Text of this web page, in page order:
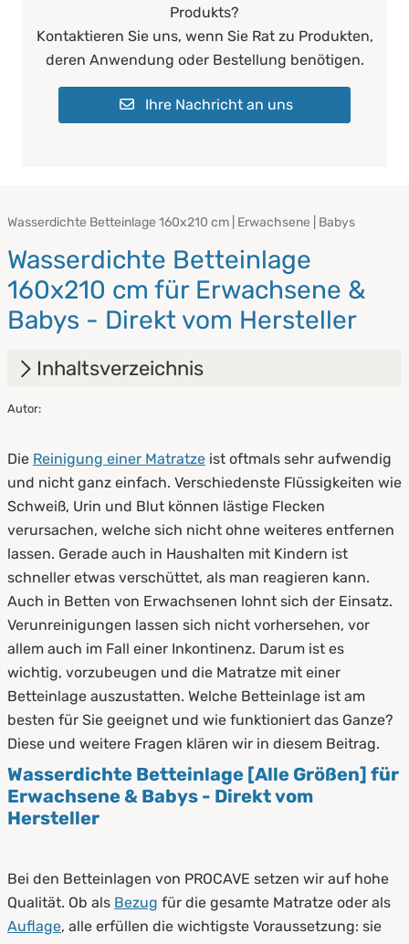
Produkts?
Kontaktieren Sie uns, wenn Sie Rat zu Produkten,
deren Anwendung oder Bestellung benötigen.
Ihre Nachricht an uns
Wasserdichte Betteinlage 160x210 cm | Erwachsene | Babys
Wasserdichte Betteinlage
160x210 cm für Erwachsene &
Babys - Direkt vom Hersteller
Inhaltsverzeichnis
1.
1.1 Das ist eine wasserdichte Betteinlage
1.2 Arten von wasserdichten Betteinlage
2. So funktionieren wasserdichte Betteinlagen
2.2 Anbringung der Betteinlagen
3. Deswegen brauchen Sie eine wasserdichte
Betteinlage
4.
Vorteile einer wasserdichten Betteinlage
5. Unterschied zwischen Toppern und
Betteinlagen
6. So wendet man wasserdichte Betteinlagen
7.
Pflege und Reinigung wasserdichter
Betteinlagen
Autor:
Die Reinigung einer Matratze ist oftmals sehr aufwendig
und nicht ganz einfach. Verschiedenste Flüssigkeiten wie
Schweiß, Urin und Blut können lästige Flecken
verursachen, welche sich nicht ohne weiteres entfernen
lassen. Gerade auch in Haushalten mit Kindern ist
schneller etwas verschüttet, als man reagieren kann.
Auch in Betten von Erwachsenen lohnt sich der Einsatz.
Verunreinigungen lassen sich nicht vorhersehen, vor
allem auch im Fall einer Inkontinenz. Darum ist es
wichtig, vorzubeugen und die Matratze mit einer
Betteinlage auszustatten. Welche Betteinlage ist am
besten für Sie geeignet und wie funktioniert das Ganze?
Diese und weitere Fragen klären wir in diesem Beitrag.
Wasserdichte Betteinlage [Alle Größen] für
Erwachsene & Babys - Direkt vom
Hersteller
Bei den Betteinlagen von PROCAVE setzen wir auf hohe
Qualität. Ob als Bezug für die gesamte Matratze oder als
Auflage, alle erfüllen die wichtigste Voraussetzung: sie